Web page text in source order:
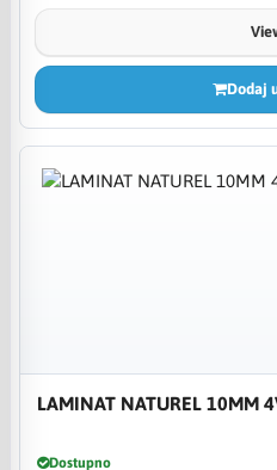
Dodaj
LAMINAT NATUREL 10MM
Dostupno